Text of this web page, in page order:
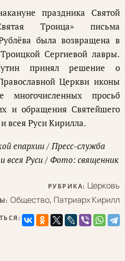
праздника Святой
Троица» письма
была возвращена в
Сергиевой лавры.
принял решение о
Церкви иконы
многочисленных просьб
и обращения Святейшего
всея Руси Кирилла.
епархии / Пресс-служба
всея Руси / Фото: священник
РУБРИКА: Церковь
Общество, Патриарх Кирилл